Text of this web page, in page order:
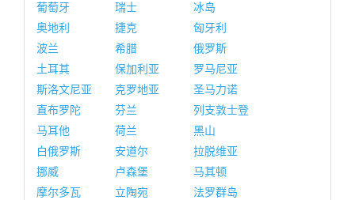
葡萄牙
瑞士
冰岛
奥地利
捷克
匈牙利
波兰
希腊
俄罗斯
土耳其
保加利亚
罗马尼亚
斯洛文尼亚
克罗地亚
圣马力诺
直布罗陀
芬兰
列支敦士登
马耳他
荷兰
黑山
白俄罗斯
安道尔
拉脱维亚
挪威
卢森堡
马其顿
摩尔多瓦
立陶宛
法罗群岛